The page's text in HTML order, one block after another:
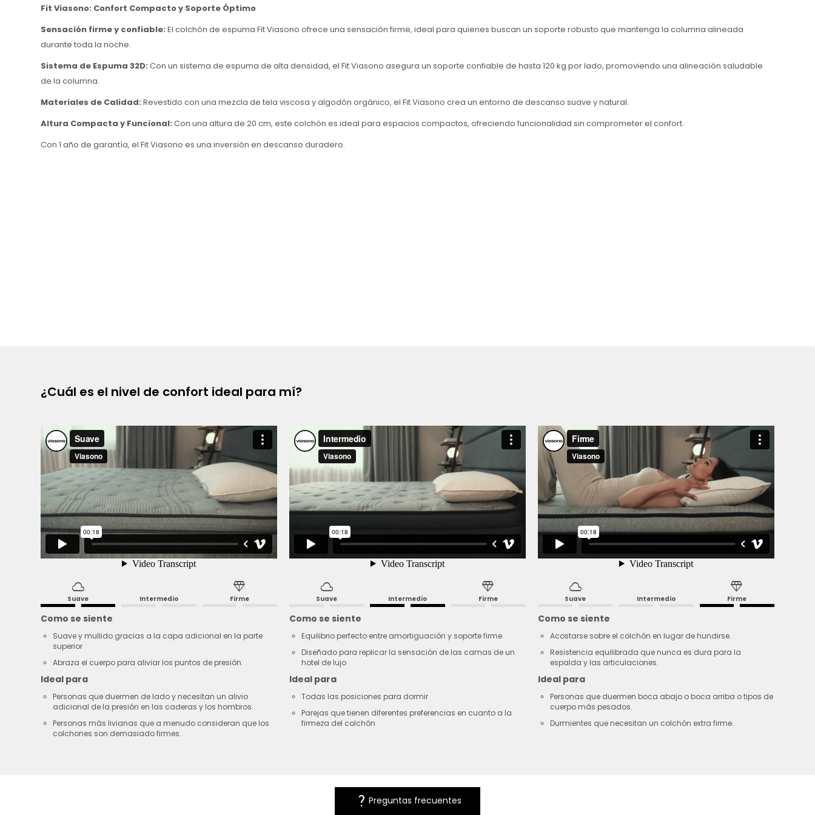
Fit Viasono: Confort Compacto y Soporte Óptimo
Sensación firme y confiable:El colchón de espuma Fit Viasono ofrece una sensación firme, ideal para quienes buscan un soporte robusto que mantenga la columna alineada
durante toda la noche.
Sistema de Espuma 32D:Con un sistema de espuma de alta densidad, el Fit Viasono asegura un soporte confiable de hasta 120 kg por lado, promoviendo una alineación saludable
de la columna.
Materiales de Calidad:Revestido con una mezcla de tela viscosa y algodón orgánico, el Fit Viasono crea un entorno de descanso suave y natural.
Altura Compacta y Funcional:Con una altura de 20 cm, este colchón es ideal para espacios compactos, ofreciendo funcionalidad sin comprometer el confort.
Con 1 año de garantía, el Fit Viasono es una inversión en descanso duradero.
¿Cuál es el nivel de confort ideal para mí?
cloud
Suave Intermedio
diamond
Firme
Como se siente
Suave y mullido gracias a la capa adicional en la parte
superior
Abraza el cuerpo para aliviar los puntos de presión.
Ideal para
Personas que duermen de lado y necesitan un alivio
adicional de la presión en las caderas y los hombros.
Personas más livianas que a menudo consideran que los
colchones son demasiado firmes.
cloud
Suave Intermedio
diamond
Firme
Como se siente
Equilibrio perfecto entre amortiguación y soporte firme
Diseñado para replicar la sensación de las camas de un
hotel de lujo
Ideal para
Todas las posiciones para dormir
Parejas que tienen diferentes preferencias en cuanto a la
firmeza del colchón
cloud
Suave Intermedio
diamond
Firme
Como se siente
Acostarse sobre el colchón en lugar de hundirse.
Resistencia equilibrada que nunca es dura para la
espalda y las articulaciones.
Ideal para
Personas que duermen boca abajo o boca arriba o tipos de
cuerpo más pesados.
Durmientes que necesitan un colchón extra firme.
question_mark Preguntas frecuentes